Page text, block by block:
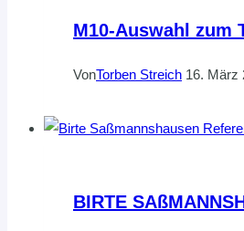
M10-Auswahl zum
VonTorben Streich 16. März
BIRTE